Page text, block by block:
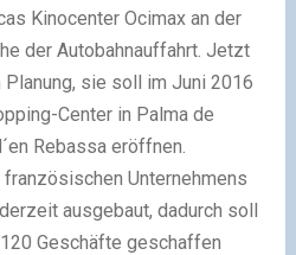
Kinocenter Ocimax an der
der Autobahnauffahrt. Jetzt
sie soll im Juni 2016
Center in Palma de
Rebassa eröffnen.
Unternehmens
ausgebaut, dadurch soll
Geschäfte geschaffen